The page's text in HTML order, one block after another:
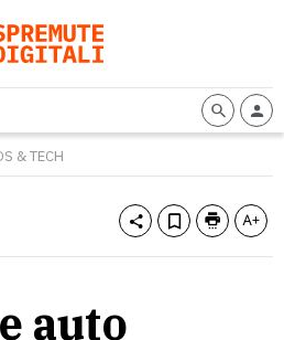
& TECH
auto